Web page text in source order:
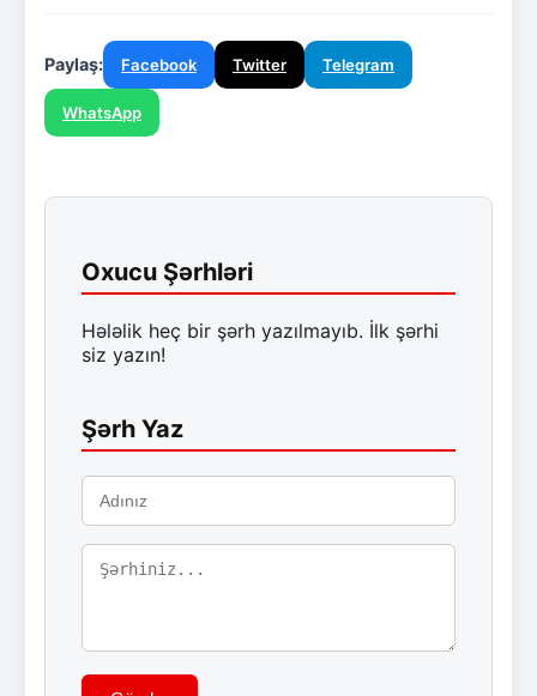
Paylaş: Facebook Twitter Telegram
WhatsApp
Oxucu Şərhləri
Hələlik heç bir şərh yazılmayıb. İlk şərhi
siz yazın!
Şərh Yaz